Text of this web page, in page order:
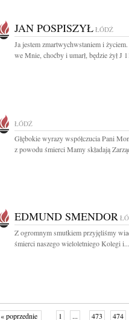
JAN POSPISZYŁ ŁÓDŹ
Ja jestem zmartwychwstaniem i
we Mnie, choćby i umarł, będzie żył J
ŁÓDŹ
Głębokie wyrazy współczucia Pani
z powodu śmierci Mamy składają
EDMUND SMENDOR
Z ogromnym smutkiem przyjęliśmy
śmierci naszego wieloletniego Kolegi i...
« poprzednie 1 ... 473 474